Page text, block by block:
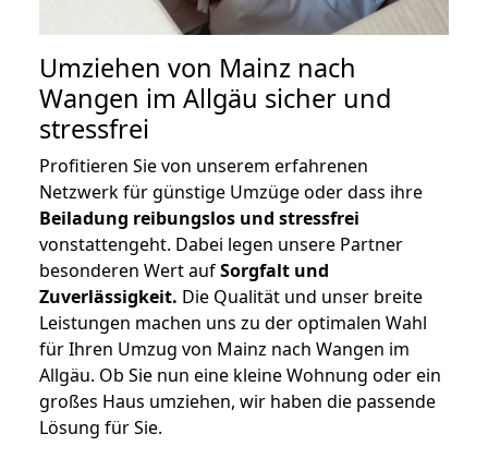
Umziehen von Mainz nach
Wangen im Allgäu sicher und
stressfrei
Profitieren Sie von unserem erfahrenen
Netzwerk für günstige Umzüge oder dass ihre
Beiladung reibungslos und stressfrei
vonstattengeht. Dabei legen unsere Partner
besonderen Wert aufSorgfalt und
Zuverlässigkeit. Die Qualität und unser breite
Leistungen machen uns zu der optimalen Wahl
für Ihren Umzug von Mainz nach Wangen im
Allgäu. Ob Sie nun eine kleine Wohnung oder ein
großes Haus umziehen, wir haben die passende
Lösung für Sie.